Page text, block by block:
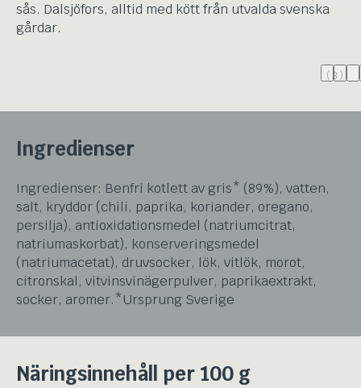
sås. Dalsjöfors, alltid med kött från utvalda svenska
gårdar.
(3)
Näringsinnehåll per 100 g
Ingredienser
Ingredienser: Benfri kotlett av gris* (89%), vatten,
salt, kryddor (chili, paprika, koriander, oregano,
persilja), antioxidationsmedel (natriumcitrat,
natriumaskorbat), konserveringsmedel
(natriumacetat), druvsocker, lök, vitlök, morot,
citronskal, vitvinsvinägerpulver, paprikaextrakt,
socker, aromer.*Ursprung Sverige